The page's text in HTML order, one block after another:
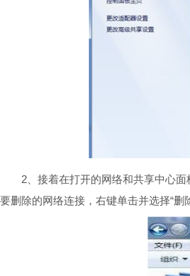
2、接着在打开的网络和共享中心面
要删除的网络连接，右键单击并选择“删